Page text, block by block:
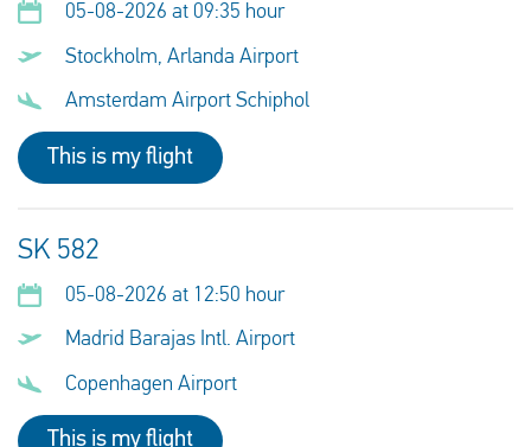
05-08-2026 at 09:35 hour
Stockholm, Arlanda Airport
Amsterdam Airport Schiphol
This is my flight
SK 582
05-08-2026 at 12:50 hour
Madrid Barajas Intl. Airport
Copenhagen Airport
This is my flight